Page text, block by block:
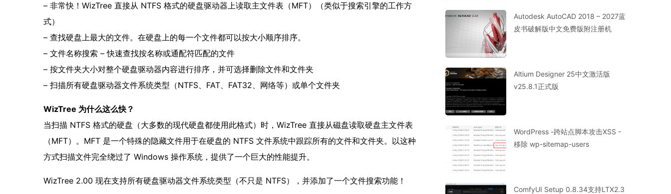
– 非常快！WizTree 直接从 NTFS 格式的硬盘驱动器上读取主文件表（MFT）（类似于搜索引擎的工作方
式）
– 查找硬盘上最大的文件。在硬盘上的每一个文件都可以按大小顺序排序。
– 文件名称搜索 – 快速查找按名称或通配符匹配的文件
– 按文件夹大小对整个硬盘驱动器内容进行排序，并可选择删除文件和文件夹
– 扫描所有硬盘驱动器文件系统类型（NTFS、FAT、FAT32、网络等）或单个文件夹
WizTree 为什么这么快？
当扫描 NTFS 格式的硬盘（大多数的现代硬盘都使用此格式）时，WizTree 直接从磁盘读取硬盘主文件表
（MFT）。MFT 是一个特殊的隐藏文件用于在硬盘的 NTFS 文件系统中跟踪所有的文件和文件夹。以这种
方式扫描文件完全绕过了 Windows 操作系统，提供了一个巨大的性能提升。
WizTree 2.00 现在支持所有硬盘驱动器文件系统类型（不只是 NTFS），并添加了一个文件搜索功能！
Autodesk AutoCAD 2018 – 2027蓝
皮书破解版中文免费版附注册机
Altium Designer 25中文激活版
v25.8.1正式版
WordPress -跨站点脚本攻击XSS -
移除 wp-sitemap-users
ComfyUI Setup 0.8.34支持LTX2.3